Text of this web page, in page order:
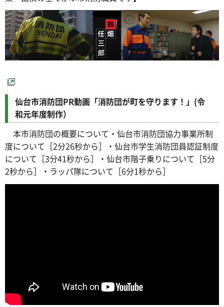
仙台市消防団PR動画「消防団が町を守ります！」(令
和元年度制作）
本市消防団の概要について・仙台市消防団協力事業所制
度について［2分26秒から］・仙台市学生消防団員認証制度
について［3分41秒から］・仙台市階子乗りについて［5分
2秒から］・ラッパ隊について［6分1秒から］